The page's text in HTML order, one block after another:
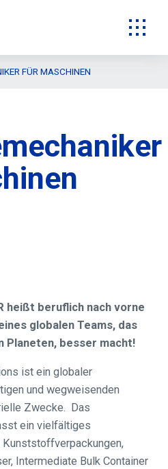
FÜR MASCHINEN
heißt beruflich nach vorne
globalen Teams, das
Planeten, besser macht!
ist ein globaler
und wegweisenden
Zwecke. Das
ein vielfältiges
Intermediate Bulk Container